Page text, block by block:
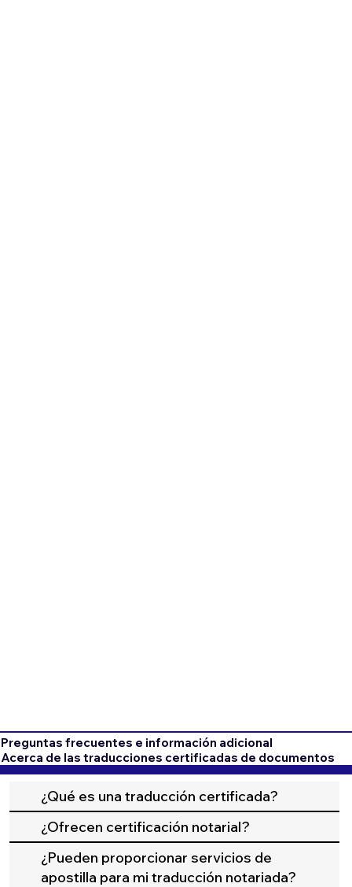
Preguntas frecuentes e información adicional
Acerca de las traducciones certificadas de documentos
¿Qué es una traducción certificada?
¿Ofrecen certificación notarial?
¿Pueden proporcionar servicios de
apostilla para mi traducción notariada?